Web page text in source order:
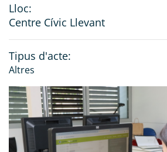
Lloc:
Centre Cívic Llevant
Tipus d'acte:
Altres